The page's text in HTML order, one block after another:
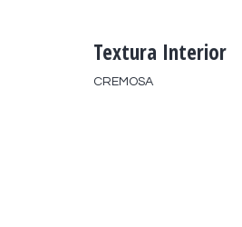
Textura Interior
CREMOSA